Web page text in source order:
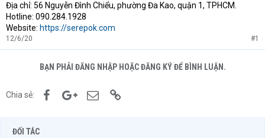
Địa chỉ: 56 Nguyễn Đình Chiểu, phường Đa Kao, quận 1, TPHCM.
Hotline: 090.284.1928
Website: https://serepok.com
12/6/20 #1
BẠN PHẢI ĐĂNG NHẬP HOẶC ĐĂNG KÝ ĐỂ BÌNH LUẬN.
Chia sẻ: FacebookGoogle+Email
ĐỐI TÁC